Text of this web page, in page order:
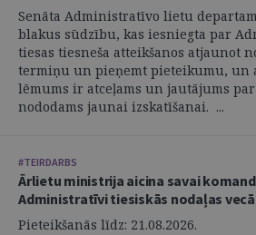
Senāta Administratīvo lietu
blakus sūdzību, kas iesniegta par
tiesas tiesneša atteikšanos atjaunot
termiņu un pieņemt pieteikumu, un
lēmums ir atceļams un jautājums
nododams jaunai izskatīšanai. ...
#TEIRDARBS
Ārlietu ministrija aicina savai
Administratīvi tiesiskās nodaļas
Pieteikšanās līdz: 21.08.2026.